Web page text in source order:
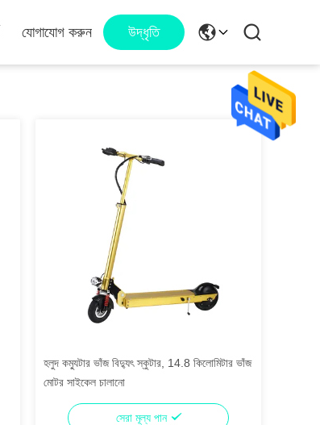
যোগাযোগ করুন উদ্ধৃতি
হলুদ কম্যুটার ভাঁজ বিদ্যুৎ স্কুটার, 14.8 কিলোমিটার ভাঁজ
মোটর সাইকেল চালানো
সেরা মূল্য পান